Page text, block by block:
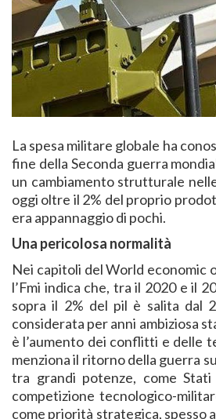
La spesa militare globale ha
fine della Seconda guerra
un cambiamento strutturale
oggi oltre il 2% del proprio
era appannaggio di pochi.
Una pericolosa normalità
Nei capitoli del World economic
l’Fmi indica che, tra il 2020 e il
sopra il 2% del pil è salita dal
considerata per anni ambiziosa
è l’aumento dei conflitti e delle
menziona il ritorno della guerra
tra grandi potenze, come
competizione tecnologico-
come priorità strategica, spesso